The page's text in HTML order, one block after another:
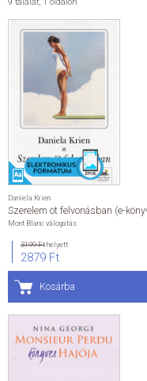
Daniela Krien
Szerelem öt felvonásban (e-
Mont Blanc válogatás
3199 Fthelyett
2879 Ft
Kosárba
SEGÍTHETEK?
HÍREK
ÁLTALÁNOS SZERZŐDÉSI
ADATKEZELÉSI ÉS
KAPCSOLAT